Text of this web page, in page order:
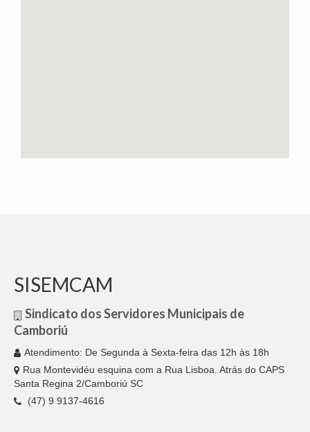
SISEMCAM
Sindicato dos Servidores Municipais de
Camboriú
Atendimento: De Segunda à Sexta-feira das 12h às 18h
Rua Montevidéu esquina com a Rua Lisboa. Atrás do CAPS
Santa Regina 2/Camboriú SC
(47) 9 9137-4616